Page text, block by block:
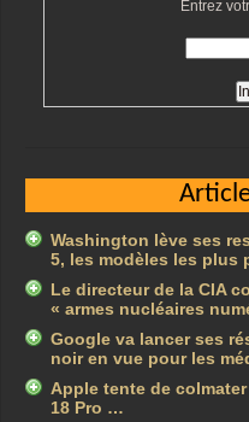
Entrez
Washington lève ses
5, les modèles les plus
Le directeur de la CIA
« armes nucléaires
Google va lancer ses
noir en vue pour les
Apple tente de
18 Pro …